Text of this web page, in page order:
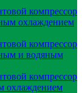
компрессор
охлаждением
компрессор
и водяным
компрессор
охлаждением